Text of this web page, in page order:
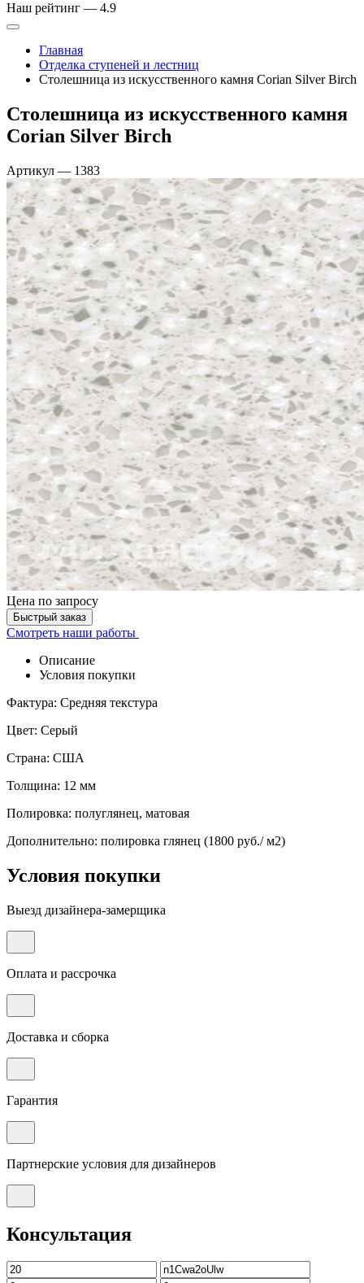
Наш рейтинг — 4.9
Главная
Отделка ступеней и лестниц
Столешница из искусственного камня Corian Silver Birch
Столешница из искусственного камня
Corian Silver Birch
Артикул — 1383
Цена по запросу
Быстрый заказ
Смотреть наши работы
Описание
Условия покупки
Фактура: Средняя текстура
Цвет: Серый
Страна: США
Толщина: 12 мм
Полировка: полуглянец, матовая
Дополнительно: полировка глянец (1800 руб./ м2)
Условия покупки
Выезд дизайнера-замерщика
Оплата и рассрочка
Доставка и сборка
Гарантия
Партнерские условия для дизайнеров
Консультация